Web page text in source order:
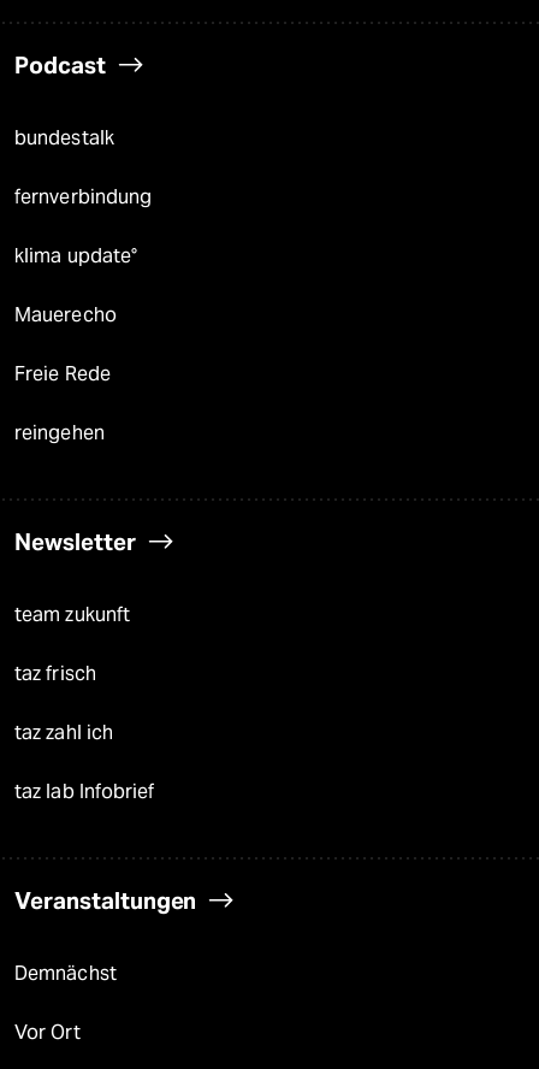
Podcast
bundestalk
fernverbindung
klima update°
Mauerecho
Freie Rede
reingehen
Newsletter
team zukunft
taz frisch
taz zahl ich
taz lab Infobrief
Veranstaltungen
Demnächst
Vor Ort